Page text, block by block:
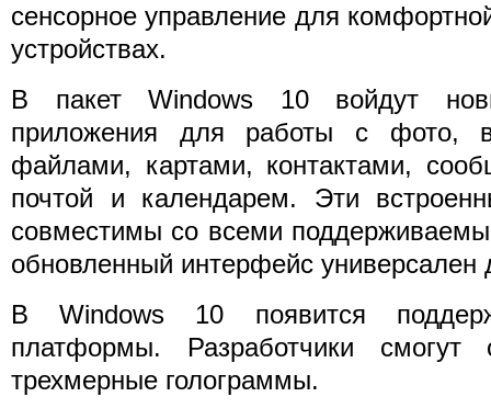
сенсорное управление для
устройствах.
В пакет Windows 10 войдут
приложения для работы с фото,
файлами, картами, контактами,
почтой и календарем. Эти
совместимы со всеми
обновленный интерфейс
В Windows 10 появится
платформы. Разработчики смогут
трехмерные голограммы.